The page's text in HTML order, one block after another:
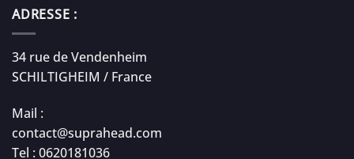
ADRESSE :
34 rue de Vendenheim
SCHILTIGHEIM / France
Mail :
contact@suprahead.com
Tel : 0620181036